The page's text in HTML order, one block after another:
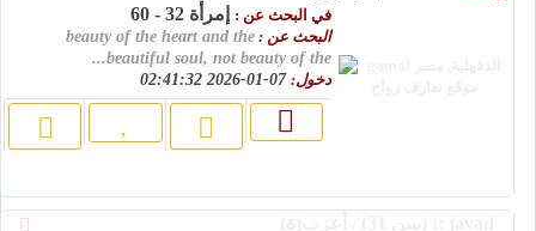
في البحث عن : إمرأة 32 - 60
البحث عن : beauty of the heart and the
beautiful soul, not beauty of the...
دخول: 07-01-2026 02:41:32